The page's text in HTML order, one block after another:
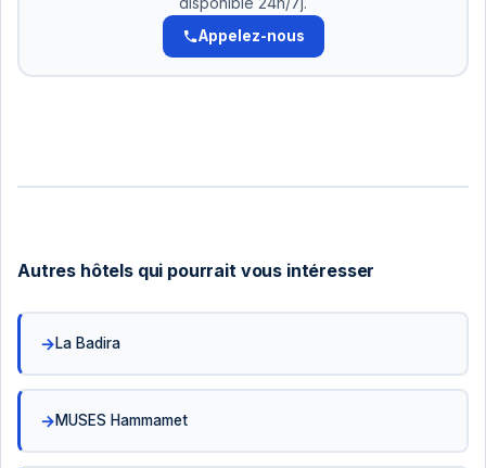
Appelez-nous
Autres hôtels qui pourrait vous intéresser
La Badira
MUSES Hammamet